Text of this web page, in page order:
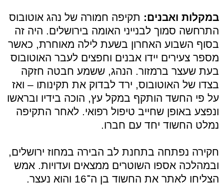
במקלות ואבנים: תקיפה חמורה של נהג אוטובוס
התרחשה סמוך לבנייני האומה בירושלים. היה זה
בסוף השבוע האחרון בשעת לילה מאוחרת, כאשר
מספר צעירים יידו אבנים וחפצים לעבר האוטובוס
בעת שעצר ברמזור. הנהג, ששמע חבטה חזקה
בצדו של האוטובוס, ירד לבדוק את תקינותו – ואז
על פי החשד הותקף במקל עץ, הוכה בידיו ובראשו
ונפצע באופן שחייב טיפול רפואי. לאחר התקיפה
נמלט החשוד יחד עם חברו.
חקירה נפתחה בתחנת לב הבירה במחוז ירושלים,
ובמהלכה אספו השוטרים ממצאים ועדויות. אמש
הצליחו לאתר את החשוד בן ה־16 והוא נעצר.